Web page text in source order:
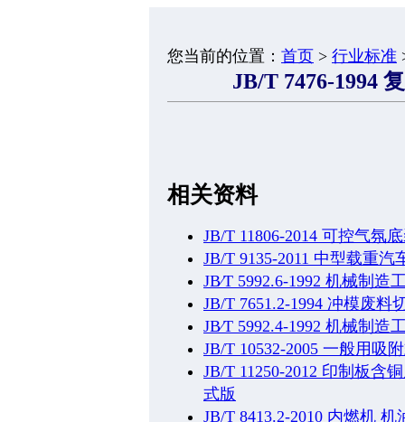
您当前的位置： 首页 > 行业标准
JB/T 7476-1994
相关资料
JB/T 11806-2014 可控气氛
JB/T 9135-2011 中型载重
JB∕T 5992.6-1992 机械制
JB/T 7651.2-1994 冲模废料
JB∕T 5992.4-1992 机械制
JB/T 10532-2005 一般用吸
JB/T 11250-2012 印制板含
式版
JB/T 8413.2-2010 内燃机